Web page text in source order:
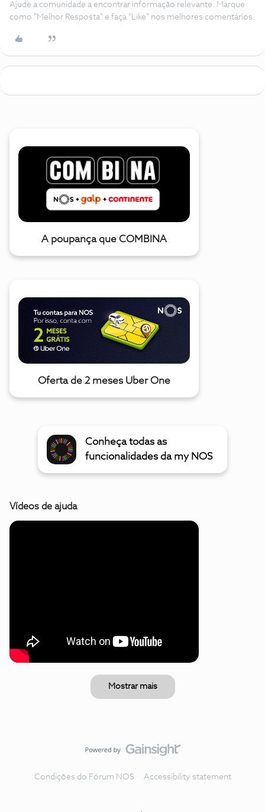
Ajude a comunidade a encontrar informação relevante. Marque
como "Melhor Resposta" e faça "Like" nos melhores comentários.
A poupança que COMBINA
Oferta de 2 meses Uber One
Conheça todas as
funcionalidades da my NOS
Vídeos de ajuda
Mostrar mais
Condições do Fórum NOS Accessibility statement